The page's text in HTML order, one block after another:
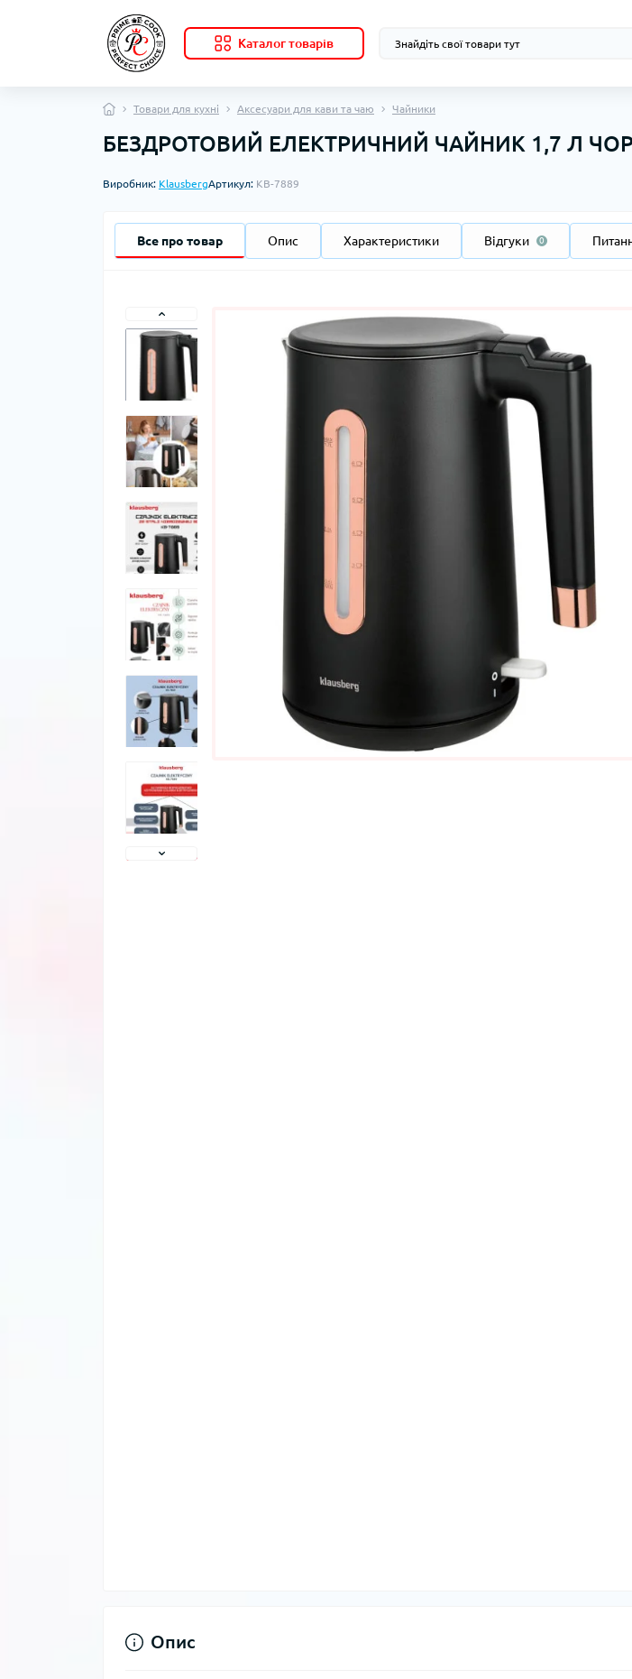
Каталог товарів
Товари для кухні Аксесуари для кави та чаю Чайники
БЕЗДРОТОВИЙ ЕЛЕКТРИЧНИЙ ЧАЙНИК 1,7 Л
Виробник: KlausbergАртикул: KB-7889
Все про товар Опис Характеристики Відгуки 0
Опис